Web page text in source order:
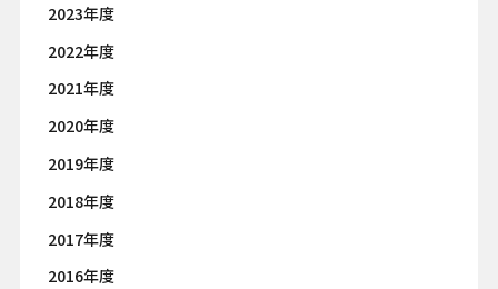
2023年度
2022年度
2021年度
2020年度
2019年度
2018年度
2017年度
2016年度